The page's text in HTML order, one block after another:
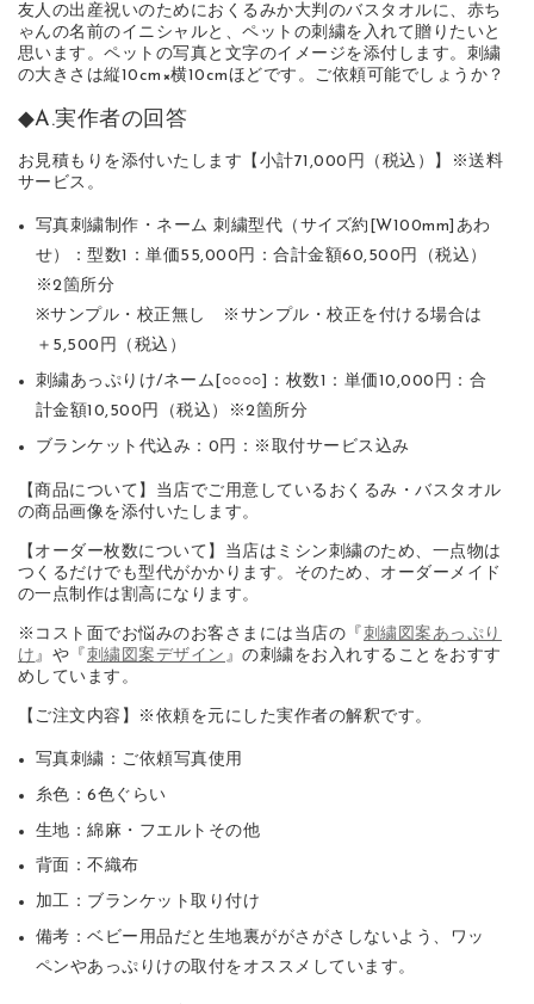
友人の出産祝いのためにおくるみか大判のバスタオルに、赤ち
ゃんの名前のイニシャルと、ペットの刺繍を入れて贈りたいと
思います。ペットの写真と文字のイメージを添付します。刺繍
の大きさは縦10cm×横10cmほどです。ご依頼可能でしょうか？
◆A.実作者の回答
お見積もりを添付いたします【小計71,000円（税込）】※送料
サービス。
写真刺繍制作・ネーム 刺繍型代（サイズ約[W100mm]あわ
せ）：型数1：単価55,000円：合計金額60,500円（税込）
※2箇所分
※サンプル・校正無し ※サンプル・校正を付ける場合は
＋5,500円（税込）
刺繍あっぷりけ/ネーム[○○○○]：枚数1：単価10,000円：合
計金額10,500円（税込）※2箇所分
ブランケット代込み：0円：※取付サービス込み
【商品について】当店でご用意しているおくるみ・バスタオル
の商品画像を添付いたします。
【オーダー枚数について】当店はミシン刺繍のため、一点物は
つくるだけでも型代がかかります。そのため、オーダーメイド
の一点制作は割高になります。
※コスト面でお悩みのお客さまには当店の『 刺繍図案あっぷり
け 』や『 刺繍図案デザイン 』の刺繍をお入れすることをおすす
めしています。
【ご注文内容】※依頼を元にした実作者の解釈です。
写真刺繍：ご依頼写真使用
糸色：6色ぐらい
生地：綿麻・フエルトその他
背面：不織布
加工：ブランケット取り付け
備考：ベビー用品だと生地裏ががさがさしないよう、ワッ
ペンやあっぷりけの取付をオススメしています。